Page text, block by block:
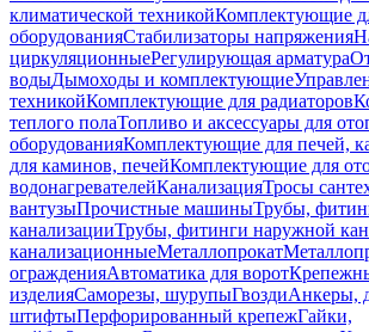
климатической техникойКомплектующие
оборудованияСтабилизаторы напряжения
циркуляционныеРегулирующая арматура
водыДымоходы и комплектующие
техникойКомплектующие для радиаторов
теплого полаТопливо и аксессуары для
оборудованияКомплектующие для печей,
для каминов, печейКомплектующие для
водонагревателейКанализацияТросы
вантузыПрочистные машиныТрубы,
канализацииТрубы, фитинги наружной
канализационныеМеталлопрокат
огражденияАвтоматика для ворот
изделияСаморезы, шурупыГвоздиАнкеры,
штифтыПерфорированный крепежГайки,